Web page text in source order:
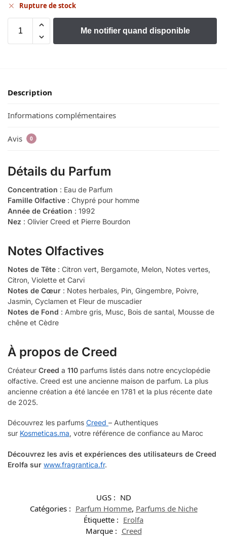
Rupture de stock
Me notifier quand disponible
Description
Informations complémentaires
Avis 0
Détails du Parfum
Concentration : Eau de Parfum
Famille Olfactive : Chypré pour homme
Année de Création : 1992
Nez : Olivier Creed et Pierre Bourdon
Notes Olfactives
Notes de Tête : Citron vert, Bergamote, Melon, Notes vertes,
Citron, Violette et Carvi
Notes de Cœur : Notes herbales, Pin, Gingembre, Poivre,
Jasmin, Cyclamen et Fleur de muscadier
Notes de Fond : Ambre gris, Musc, Bois de santal, Mousse de
chêne et Cèdre
À propos de Creed
Créateur Creed a 110 parfums listés dans notre encyclopédie
olfactive. Creed est une ancienne maison de parfum. La plus
ancienne création a été lancée en 1781 et la plus récente date
de 2025.
Découvrez les parfums Creed – Authentiques
sur Kosmeticas.ma, votre référence de confiance au Maroc
Découvrez les avis et expériences des utilisateurs de Creed
Erolfa sur www.fragrantica.fr.
UGS : ND
Catégories : Parfum Homme, Parfums de Niche
Étiquette : Erolfa
Marque : Creed